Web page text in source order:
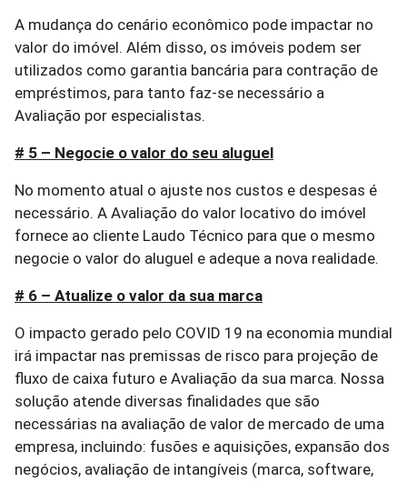
A mudança do cenário econômico pode impactar no
valor do imóvel. Além disso, os imóveis podem ser
utilizados como garantia bancária para contração de
empréstimos, para tanto faz-se necessário a
Avaliação por especialistas.
# 5 – Negocie o valor do seu aluguel
No momento atual o ajuste nos custos e despesas é
necessário. A Avaliação do valor locativo do imóvel
fornece ao cliente Laudo Técnico para que o mesmo
negocie o valor do aluguel e adeque a nova realidade.
# 6 – Atualize o valor da sua marca
O impacto gerado pelo COVID 19 na economia mundial
irá impactar nas premissas de risco para projeção de
fluxo de caixa futuro e Avaliação da sua marca. Nossa
solução atende diversas finalidades que são
necessárias na avaliação de valor de mercado de uma
empresa, incluindo: fusões e aquisições, expansão dos
negócios, avaliação de intangíveis (marca, software,